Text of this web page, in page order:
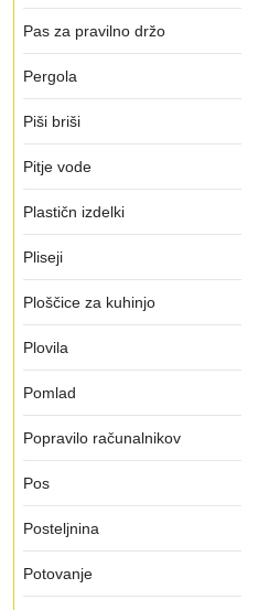
Pas za pravilno držo
Pergola
Piši briši
Pitje vode
Plastičn izdelki
Pliseji
Ploščice za kuhinjo
Plovila
Pomlad
Popravilo računalnikov
Pos
Posteljnina
Potovanje